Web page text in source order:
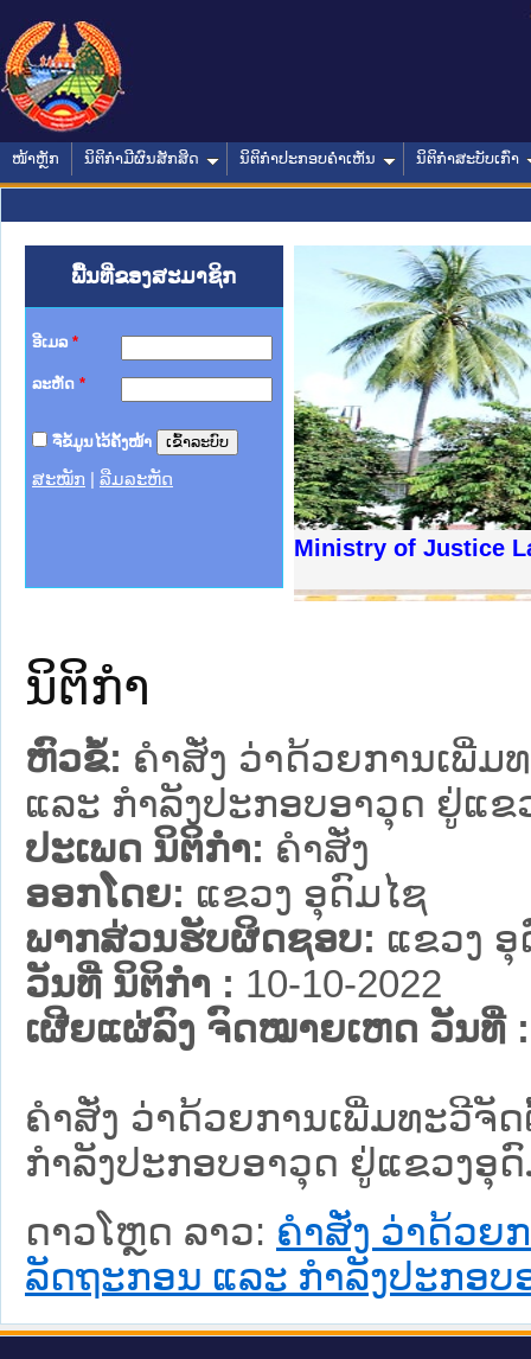
ໜ້າຫຼັກ ນິຕິກໍາມີຜົນສັກສິດ ນິຕິກໍາປະກອບຄໍາເຫັນ ນິຕິກໍາສະບັບເກົ່າ
ພື້ນທີ່ຂອງສະມາຊິກ
ອີເມລ *
ລະຫັດ *
ຈື່ຂໍ້ມູນໄວ້ຄັ້ງໜ້າ
ສະໝັກ ລືມລະຫັດ
Ministry of Justice
ຊາຊົນ ພາກເໜືອ
ການ
ກາງ
ກໃຕ້
ນຕຳຫຼວດປະຊາຊົນ
ສັນຕິບານປະຊາຊົນ
ກເໜືອ
ຊາຊົນ ພາກກາງ
ນິຕິກໍາ
ຫົວຂໍ້: ຄໍາສັ່ງ ວ່າດ້ວຍການເພີ່ມ
ແລະ ກໍາລັງປະກອບອາວຸດ ຢູ່ແຂ
ປະເພດ ນິຕິກໍາ: ຄໍາສັ່ງ
ອອກໂດຍ: ແຂວງ ອຸດົມໄຊ
ພາກສ່ວນຮັບຜິດຊອບ: ແຂວງ
ວັນທີ່ ນິຕິກໍາ : 10-10-2022
ເຜີຍແຜ່ລົງ ຈົດໝາຍເຫດ ວັນທີ່ :
ຄໍາສັ່ງ ວ່າດ້ວຍການເພີ່ມທະວີຈັ
ກໍາລັງປະກອບອາວຸດ ຢູ່ແຂວງອຸ
ດາວໂຫຼດ ລາວ: ຄໍາສັ່ງ ວ່າດ້ວຍ
ລັດຖະກອນ ແລະ ກໍາລັງປະກອ